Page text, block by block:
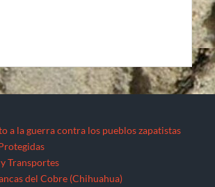
a la guerra contra los pueblos zapatistas
Transportes
del Cobre (Chihuahua)